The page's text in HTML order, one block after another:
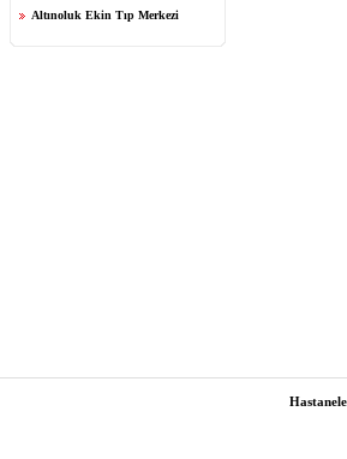
Altınoluk Ekin Tıp Merkezi